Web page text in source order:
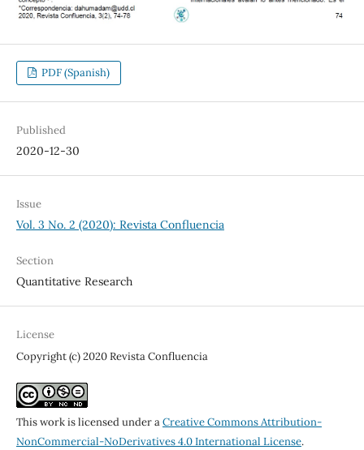
PDF (Spanish)
Published
2020-12-30
Issue
Vol. 3 No. 2 (2020): Revista Confluencia
Section
Quantitative Research
License
Copyright (c) 2020 Revista Confluencia
This work is licensed under aCreative Commons Attribution-
NonCommercial-NoDerivatives 4.0 International License.